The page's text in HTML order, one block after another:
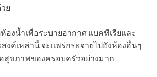
ย
องน้ำเพื่อระบายอากาศ แบคทีเรียและ
งค์เหล่านี้ จะแพร่กระจายไปยังห้องอื่นๆ
สุขภาพของครอบครัวอย่างมาก